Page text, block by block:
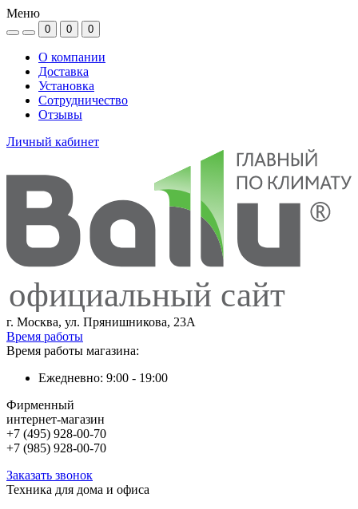
Меню
0 0 0
О компании
Доставка
Установка
Сотрудничество
Отзывы
Личный кабинет
официальный сайт
г. Москва, ул. Прянишникова, 23А
Время работы
Время работы магазина:
Ежедневно: 9:00 - 19:00
Фирменный
интернет-магазин
+7 (495) 928-00-70
+7 (985) 928-00-70
Заказать звонок
Техника для дома и офиса